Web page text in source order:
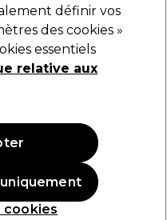
Multi Blonde 7
définir vos
des cookies »
essentiels
relative aux
cookies